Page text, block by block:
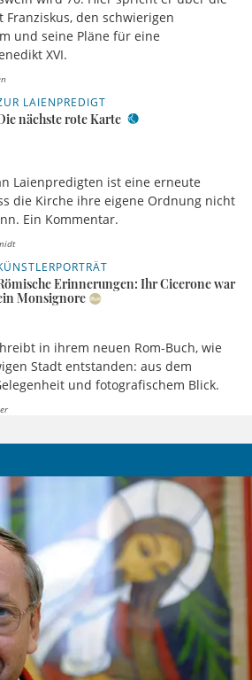
Franziskus, den schwierigen
und seine Pläne für eine
XVI.
LAIENPREDIGT
nächste rote Karte
Laienpredigten ist eine erneute
die Kirche ihre eigene Ordnung nicht
Ein Kommentar.
Erinnerungen: Ihr Cicerone war
Monsignore
in ihrem neuen Rom-Buch, wie
Stadt entstanden: aus dem
und fotografischem Blick.